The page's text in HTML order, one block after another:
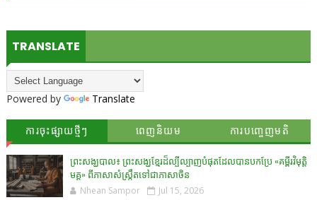
TRANSLATE
Powered by Translate
ការចុះផ្សាយថ្មីៗ ពេញនិយម ការបញ្ចេញមតិ
ព្រះសង្ឃបាល៖ ព្រះសង្ឃខ្មែរដ៏ល្បីល្បាញបំផុតដែលបានបកប្រែ «គម្ពីរវិមុត្តិ
មគ្គ» ពីភាសាសំស្រ្កឹតទៅជាភាសាចិន
Nhean Sampor Jul 15, 2026